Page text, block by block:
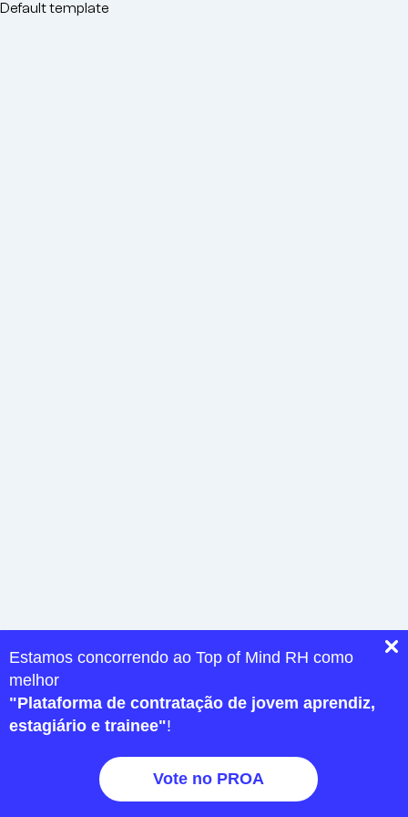
Estamos concorrendo ao Top of Mind RH como
melhor
"Plataforma de contratação de jovem aprendiz,
estagiário e trainee"!
Vote no PROA
o
Default template